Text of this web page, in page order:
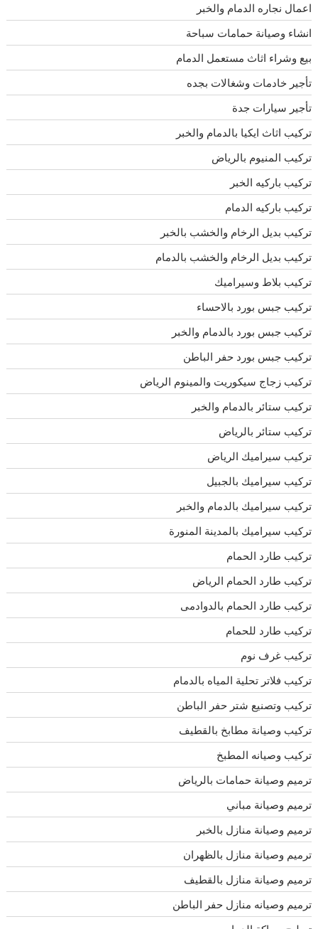
اعمال نجاره الدمام والخبر
انشاء وصيانة حمامات سباحة
بيع وشراء اثاث مستعمل الدمام
تأجير خادمات وشغالات بجده
تأجير سيارات جدة
تركيب اثاث ايكيا بالدمام والخبر
تركيب المنيوم بالرياض
تركيب باركيه الخبر
تركيب باركيه الدمام
تركيب بديل الرخام والخشب بالخبر
تركيب بديل الرخام والخشب بالدمام
تركيب بلاط وسيراميك
تركيب جبس بورد بالاحساء
تركيب جبس بورد بالدمام والخبر
تركيب جبس بورد حفر الباطن
تركيب زجاج سيكوريت والمينوم الرياض
تركيب ستائر بالدمام والخبر
تركيب ستائر بالرياض
تركيب سيراميك الرياض
تركيب سيراميك بالجبيل
تركيب سيراميك بالدمام والخبر
تركيب سيراميك بالمدينة المنورة
تركيب طارد الحمام
تركيب طارد الحمام الرياض
تركيب طارد الحمام بالدوادمى
تركيب طارد للحمام
تركيب غرف نوم
تركيب فلاتر تحلية المياه بالدمام
تركيب وتصنيع شتر حفر الباطن
تركيب وصيانة مطابخ بالقطيف
تركيب وصيانه المطبخ
ترميم وصيانة حمامات بالرياض
ترميم وصيانة مباني
ترميم وصيانة منازل بالخبر
ترميم وصيانة منازل بالظهران
ترميم وصيانة منازل بالقطيف
ترميم وصيانه منازل حفر الباطن